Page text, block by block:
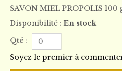
SAVON MIEL PROPOLIS 100
Disponibilité : En stock
Qté :
Soyez le premier à